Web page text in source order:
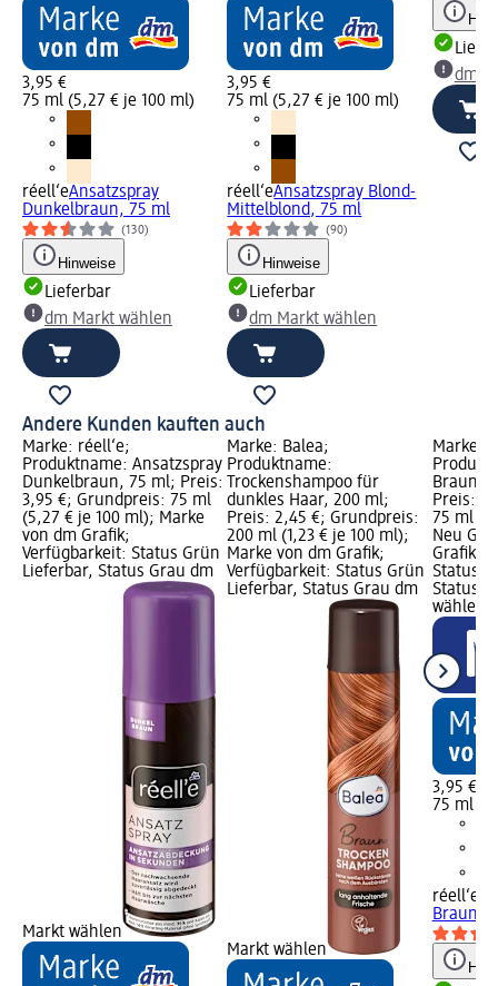
3,95 €
75 ml (5,27 € je 100 ml)
réell‘eAnsatzspray
Dunkelbraun, 75 ml
(130)
Hinweise
Lieferbar
dm Markt wählen
3,95 €
75 ml (5,27 € je 100 ml)
réell‘eAnsatzspray Blond-
Mittelblond, 75 ml
(90)
Hinweise
Lieferbar
dm Markt wählen
dm
Andere Kunden kauften auch
Marke: réell‘e;
Produktname: Ansatzspray
Dunkelbraun, 75 ml; Preis:
3,95 €; Grundpreis: 75 ml
(5,27 € je 100 ml); Marke
von dm Grafik;
Verfügbarkeit: Status Grün
Lieferbar, Status Grau dm
Markt wählen
Marke: Balea;
Produktname:
Trockenshampoo für
dunkles Haar, 200 ml;
Preis: 2,45 €; Grundpreis:
200 ml (1,23 € je 100 ml);
Marke von dm Grafik;
Verfügbarkeit: Status Grün
Lieferbar, Status Grau dm
Markt wählen
Marke:
Braun -
Preis:
75 ml
Neu
Grafik;
Status
Status
wählen
3,95 €
75 ml
réell‘e
Braun -